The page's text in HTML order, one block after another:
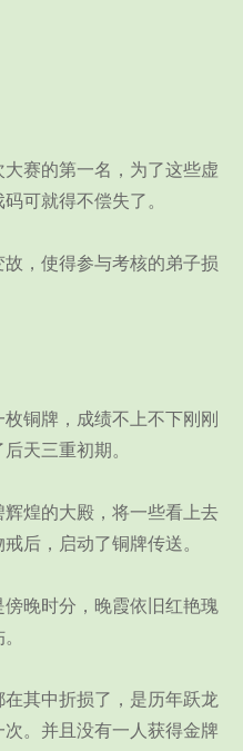
赛的第一名，为了这些虚
可就得不偿失了。
，使得参与考核的弟子损
铜牌，成绩不上不下刚刚
天三重初期。
煌的大殿，将一些看上去
后，启动了铜牌传送。
晚时分，晚霞依旧红艳瑰
其中折损了，是历年跃龙
。并且没有一人获得金牌